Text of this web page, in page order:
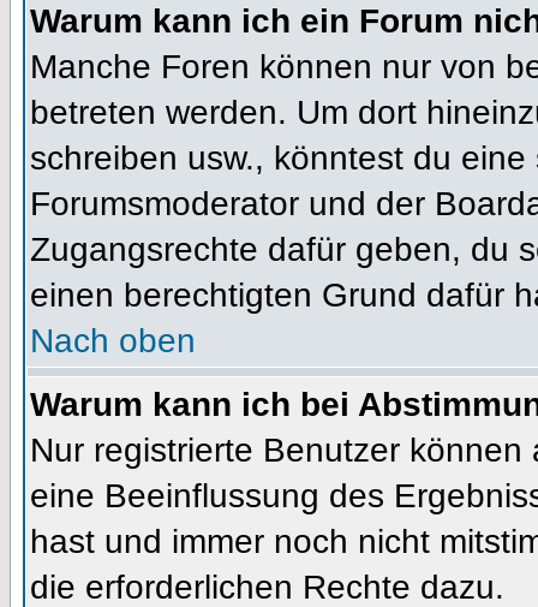
Warum kann ich ein Forum
Manche Foren können nur von
betreten werden. Um dort
schreiben usw., könntest du
Forumsmoderator und der
Zugangsrechte dafür geben, du
einen berechtigten Grund dafür
Nach oben
Warum kann ich bei
Nur registrierte Benutzer
eine Beeinflussung des
hast und immer noch nicht
die erforderlichen Rechte dazu.